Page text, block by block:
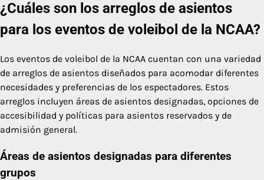
¿Cuáles son los arreglos de asientos
para los eventos de voleibol de la NCAA?
Los eventos de voleibol de la NCAA cuentan con una variedad
de arreglos de asientos diseñados para acomodar diferentes
necesidades y preferencias de los espectadores. Estos
arreglos incluyen áreas de asientos designadas, opciones de
accesibilidad y políticas para asientos reservados y de
admisión general.
Áreas de asientos designadas para diferentes
grupos